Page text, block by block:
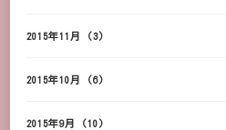
2015年11月 (3)
2015年10月 (6)
2015年9月 (10)